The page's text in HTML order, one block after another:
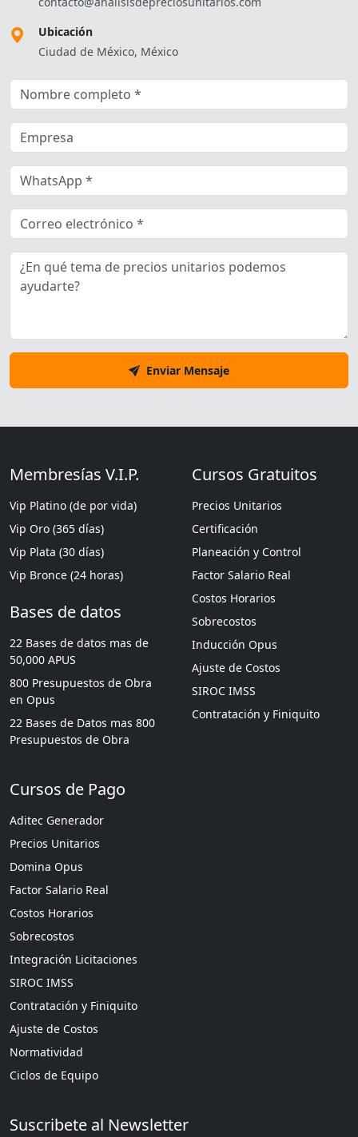
Ubicación
Ciudad de México, México
Enviar Mensaje
Membresías V.I.P.
Vip Platino (de por vida)
Vip Oro (365 días)
Vip Plata (30 días)
Vip Bronce (24 horas)
Bases de datos
22 Bases de datos mas de
50,000 APUS
800 Presupuestos de Obra
en Opus
22 Bases de Datos mas 800
Presupuestos de Obra
Cursos Gratuitos
Precios Unitarios
Certificación
Planeación y Control
Factor Salario Real
Costos Horarios
Sobrecostos
Inducción Opus
Ajuste de Costos
SIROC IMSS
Contratación y Finiquito
Cursos de Pago
Aditec Generador
Precios Unitarios
Domina Opus
Factor Salario Real
Costos Horarios
Sobrecostos
Integración Licitaciones
SIROC IMSS
Contratación y Finiquito
Ajuste de Costos
Normatividad
Ciclos de Equipo
Suscribete al Newsletter